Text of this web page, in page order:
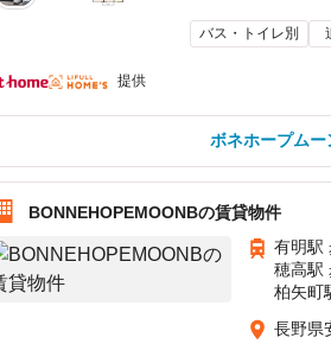
バス・トイレ別
提供
ボネホープム
BONNEHOPEMOONBの賃貸物件
有明駅
穂高駅
柏矢町
長野県